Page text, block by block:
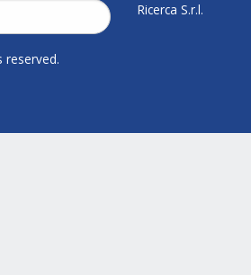
reserved.
Ricerca S.r.l.